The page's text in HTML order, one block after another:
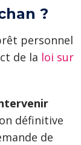
?
personnel
de la loi sur
définitive
de